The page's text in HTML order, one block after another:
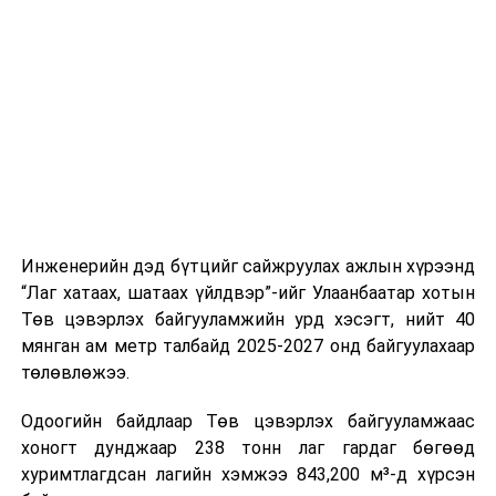
Инженерийн дэд бүтцийг сайжруулах ажлын хүрээнд
“Лаг хатаах, шатаах үйлдвэр”-ийг Улаанбаатар хотын
Төв цэвэрлэх байгууламжийн урд хэсэгт, нийт 40
мянган ам метр талбайд 2025-2027 онд байгуулахаар
төлөвлөжээ.
Одоогийн байдлаар Төв цэвэрлэх байгууламжаас
хоногт дунджаар 238 тонн лаг гардаг бөгөөд
хуримтлагдсан лагийн хэмжээ 843,200 м³-д хүрсэн